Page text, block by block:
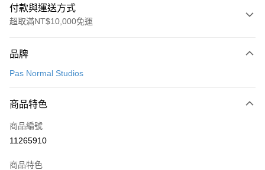
付款與運送方式
超取滿NT$10,000免運
信用卡一次付款
LINE Pay
Apple Pay
品牌
Pas Normal Studios
商品特色
商品編號
11265910
商品特色